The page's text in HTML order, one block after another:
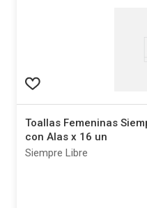
Toallas Femeninas
con Alas x 16 un
Siempre Libre